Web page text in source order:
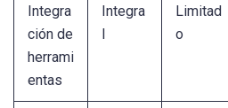
Integra
ción de
herrami
entas
Integra
l
Limitad
o